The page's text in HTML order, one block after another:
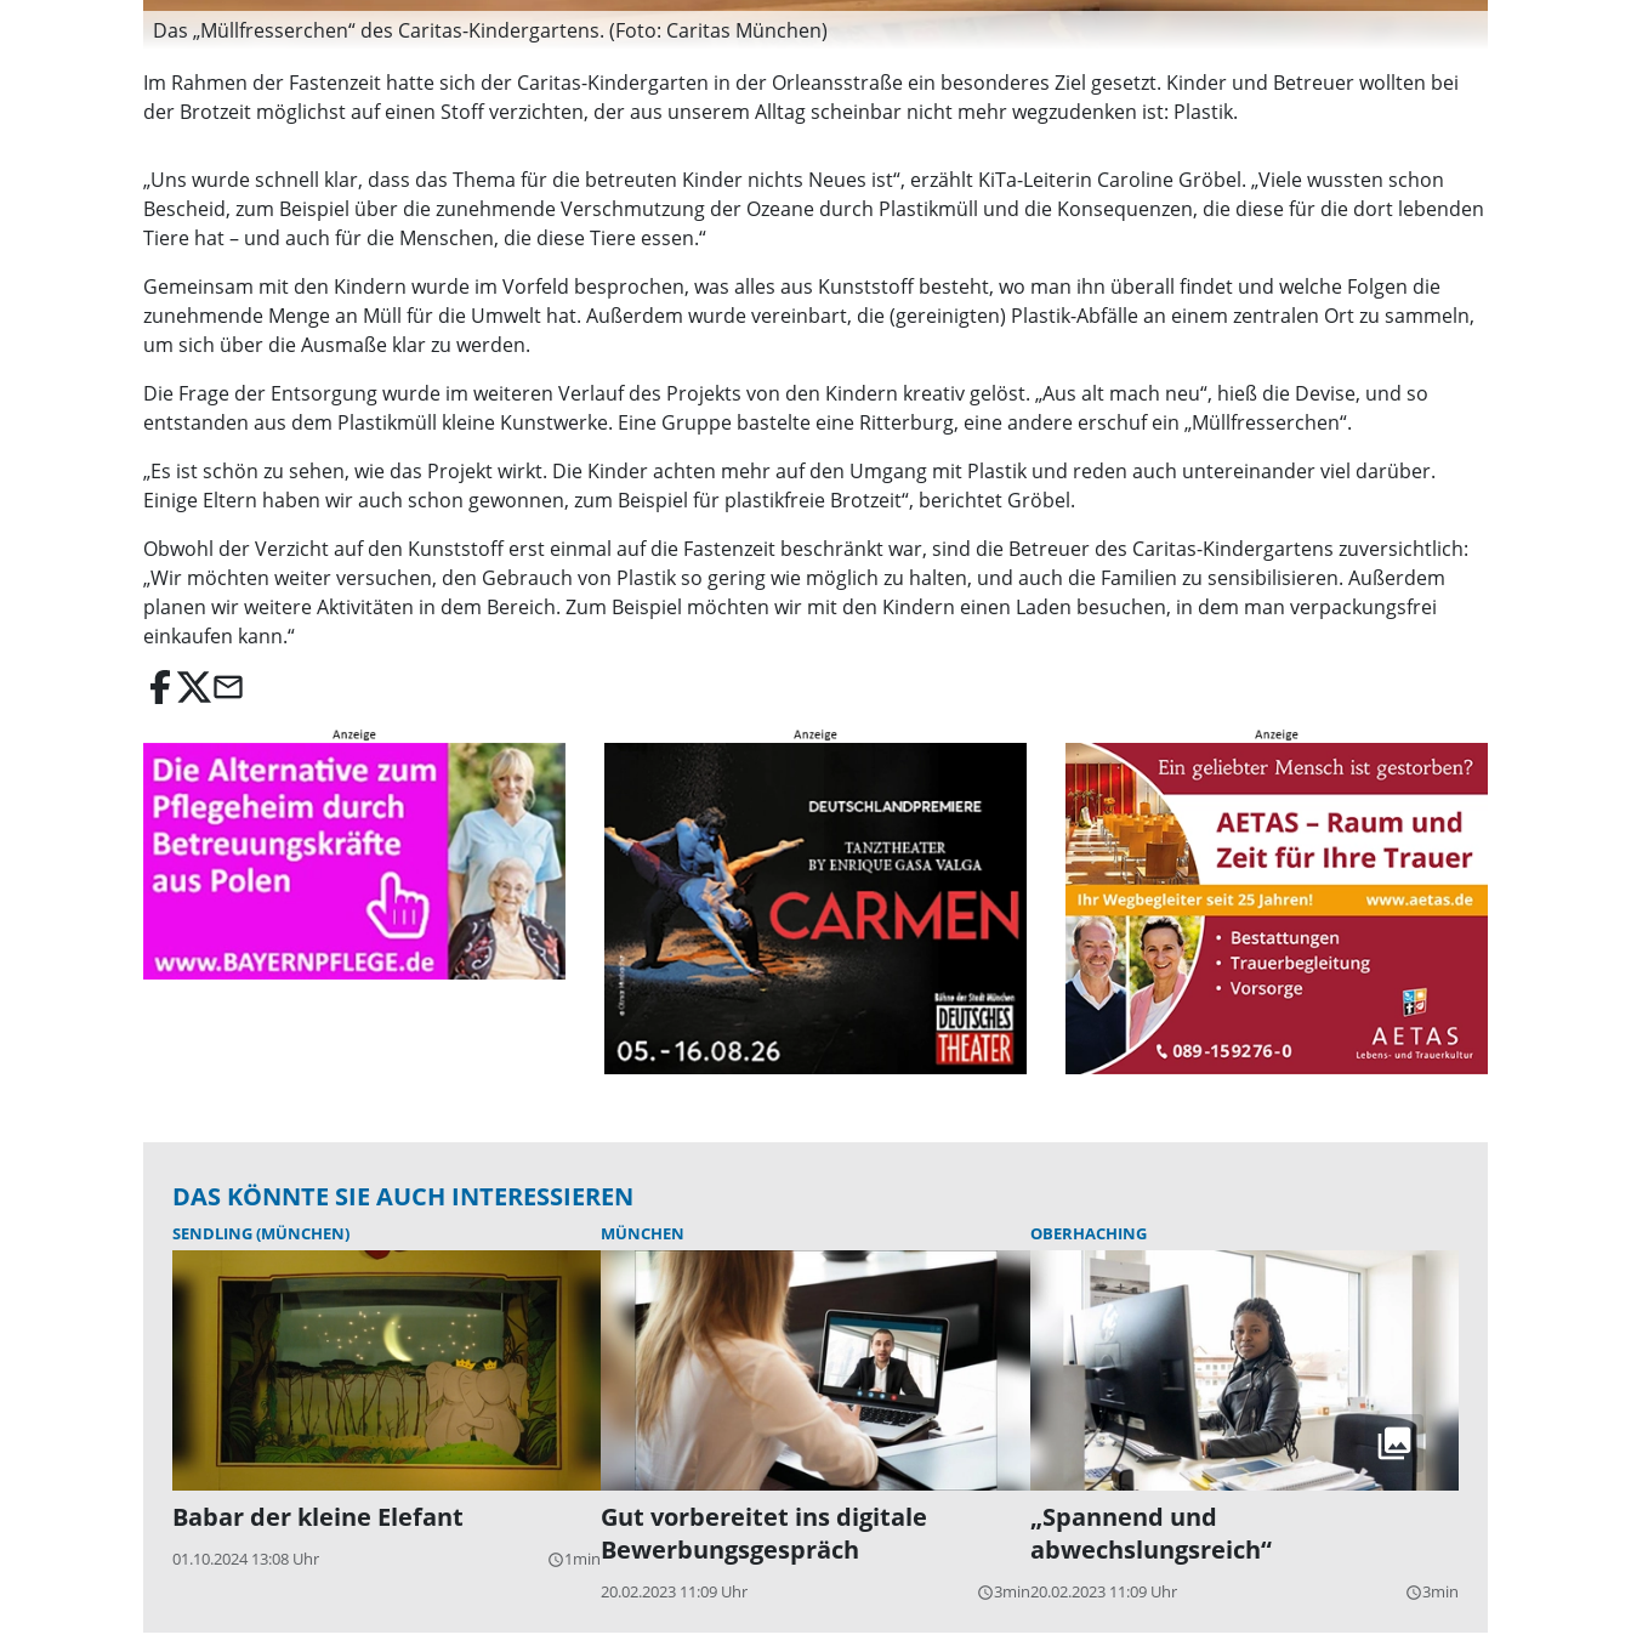
Das „Müllfresserchen“ des Caritas-Kindergartens. (Foto: Caritas München)
Im Rahmen der Fastenzeit hatte sich der Caritas-Kindergarten in der Orleansstraße ein besonderes Ziel gesetzt. Kinder und Betreuer wollten bei
der Brotzeit möglichst auf einen Stoff verzichten, der aus unserem Alltag scheinbar nicht mehr wegzudenken ist: Plastik.
„Uns wurde schnell klar, dass das Thema für die betreuten Kinder nichts Neues ist“, erzählt KiTa-Leiterin Caroline Gröbel. „Viele wussten schon
Bescheid, zum Beispiel über die zunehmende Verschmutzung der Ozeane durch Plastikmüll und die Konsequenzen, die diese für die dort lebenden
Tiere hat – und auch für die Menschen, die diese Tiere essen.“
Gemeinsam mit den Kindern wurde im Vorfeld besprochen, was alles aus Kunststoff besteht, wo man ihn überall findet und welche Folgen die
zunehmende Menge an Müll für die Umwelt hat. Außerdem wurde vereinbart, die (gereinigten) Plastik-Abfälle an einem zentralen Ort zu sammeln,
um sich über die Ausmaße klar zu werden.
Die Frage der Entsorgung wurde im weiteren Verlauf des Projekts von den Kindern kreativ gelöst. „Aus alt mach neu“, hieß die Devise, und so
entstanden aus dem Plastikmüll kleine Kunstwerke. Eine Gruppe bastelte eine Ritterburg, eine andere erschuf ein „Müllfresserchen“.
„Es ist schön zu sehen, wie das Projekt wirkt. Die Kinder achten mehr auf den Umgang mit Plastik und reden auch untereinander viel darüber.
Einige Eltern haben wir auch schon gewonnen, zum Beispiel für plastikfreie Brotzeit“, berichtet Gröbel.
Obwohl der Verzicht auf den Kunststoff erst einmal auf die Fastenzeit beschränkt war, sind die Betreuer des Caritas-Kindergartens zuversichtlich:
„Wir möchten weiter versuchen, den Gebrauch von Plastik so gering wie möglich zu halten, und auch die Familien zu sensibilisieren. Außerdem
planen wir weitere Aktivitäten in dem Bereich. Zum Beispiel möchten wir mit den Kindern einen Laden besuchen, in dem man verpackungsfrei
einkaufen kann.“
email
DAS KÖNNTE SIE AUCH INTERESSIEREN
SENDLING (MÜNCHEN)
Babar der kleine Elefant
01.10.2024 13:08 Uhr query_builder1min
MÜNCHEN
Gut vorbereitet ins digitale
Bewerbungsgespräch
20.02.2023 11:09 Uhr query_builder3min
OBERHACHING
„Spannend und
abwechslungsreich“
20.02.2023 11:09 Uhr query_builder3min